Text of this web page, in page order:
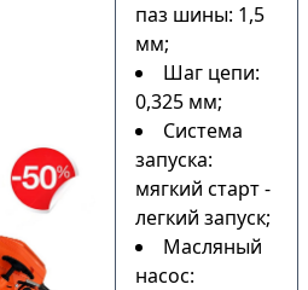
паз шины: 1,5
мм;
Шаг цепи:
0,325 мм;
Система
запуска:
мягкий старт -
легкий запуск;
Масляный
насос: